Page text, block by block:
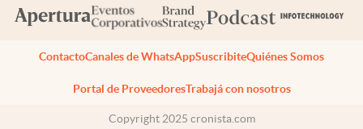
ContactoCanales de WhatsAppSuscribiteQuiénes Somos
Portal de ProveedoresTrabajá con nosotros
Copyright 2025 cronista.com